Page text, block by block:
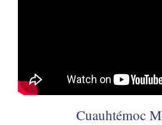
Cuauhtémoc